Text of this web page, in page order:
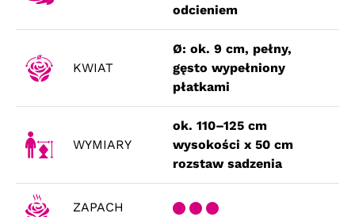
odcieniem
KWIAT
Ø: ok. 9 cm, pełny,
gęsto wypełniony
płatkami
WYMIARY
ok. 110–125 cm
wysokości x 50 cm
rozstaw sadzenia
ZAPACH